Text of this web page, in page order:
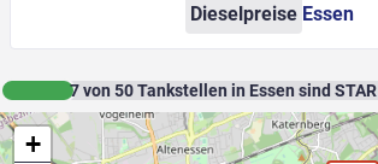
Dieselpreise Essen
7von 50Tankstellen in Essen sind
+